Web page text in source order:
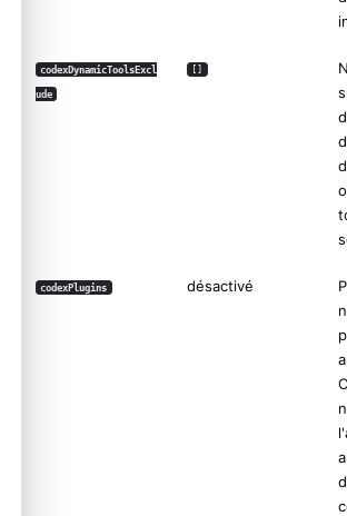
codexDynamicToolsExcl
ude
codexPlugins désactivé